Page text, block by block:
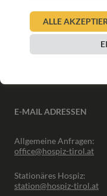
Downloads
Interner Bereich
Partner
E-MAIL ADRESSEN
Allgemeine Anfragen:
office@hospiz-tirol.at
Stationäres Hospiz:
station@hospiz-tirol.at
ALLE